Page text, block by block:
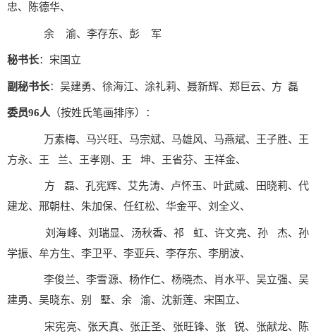
忠、陈德华、
余 渝、李存东、彭 军
秘书长：宋国立
副秘书长：吴建勇、徐海江、涂礼莉、聂新辉、郑巨云、方 磊
委员96人 （按姓氏笔画排序）：
万素梅、马兴旺、马宗斌、马雄风、马燕斌、王子胜、王
方永、王 兰、王孝刚、王 坤、王省芬、王祥金、
方 磊、孔宪辉、艾先涛、卢怀玉、叶武威、田晓莉、代
建龙、邢朝柱、朱加保、任红松、华金平、刘全义、
刘海峰、刘瑞显、汤秋香、祁 虹、许文亮、孙 杰、孙
学振、牟方生、李卫平、李亚兵、李存东、李朋波、
李俊兰、李雪源、杨作仁、杨晓杰、肖水平、吴立强、吴
建勇、吴晓东、别 墅、余 渝、沈新莲、宋国立、
宋宪亮、张天真、张正圣、张旺锋、张 锐、张献龙、陈